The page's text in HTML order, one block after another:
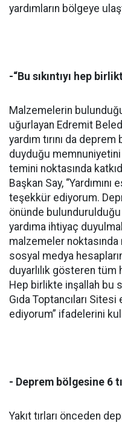
yardımların bölgeye
-“Bu sıkıntıyı hep
Malzemelerin
uğurlayan Edremit
yardım tırını da
duyduğu
temini noktasında
Başkan Say,
teşekkür ediyorum.
önünde
yardıma ihtiyaç
malzemeler
sosyal medya
duyarlılık gösteren tüm
Hep birlikte inşallah bu
Gıda Toptancıları
ediyorum” ifadelerini
- Deprem bölgesine 6
Yakıt tırları önceden